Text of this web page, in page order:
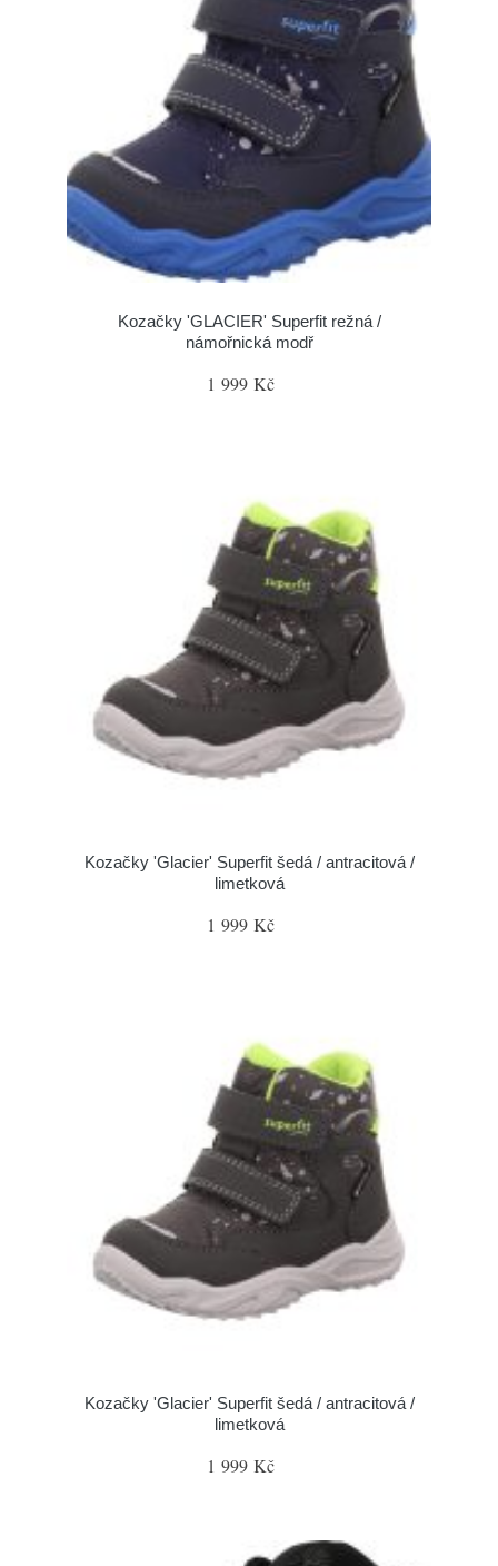
Kozačky 'GLACIER' Superfit režná /
námořnická modř
1 999 Kč
Kozačky 'Glacier' Superfit šedá / antracitová /
limetková
1 999 Kč
Kozačky 'Glacier' Superfit šedá / antracitová /
limetková
1 999 Kč